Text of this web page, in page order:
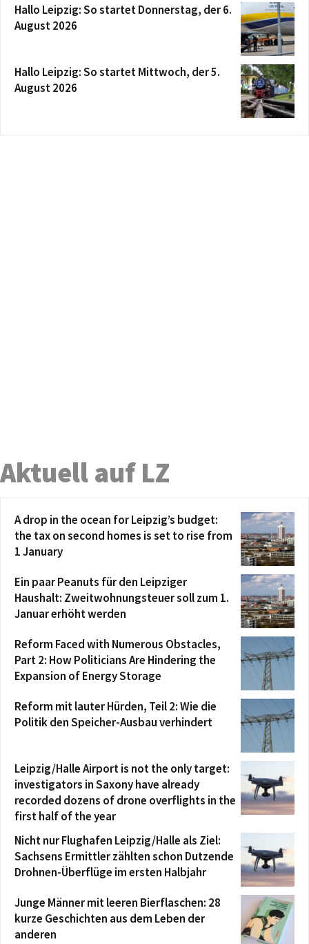
Hallo Leipzig: So startet Donnerstag, der 6.
August 2026
Hallo Leipzig: So startet Mittwoch, der 5.
August 2026
Aktuell auf LZ
A drop in the ocean for Leipzig’s budget:
the tax on second homes is set to rise from
1 January
Ein paar Peanuts für den Leipziger
Haushalt: Zweitwohnungsteuer soll zum 1.
Januar erhöht werden
Reform Faced with Numerous Obstacles,
Part 2: How Politicians Are Hindering the
Expansion of Energy Storage
Reform mit lauter Hürden, Teil 2: Wie die
Politik den Speicher-Ausbau verhindert
Leipzig/Halle Airport is not the only target:
investigators in Saxony have already
recorded dozens of drone overflights in the
first half of the year
Nicht nur Flughafen Leipzig/Halle als Ziel:
Sachsens Ermittler zählten schon Dutzende
Drohnen-Überflüge im ersten Halbjahr
Junge Männer mit leeren Bierflaschen: 28
kurze Geschichten aus dem Leben der
anderen